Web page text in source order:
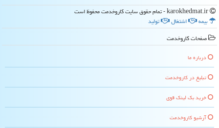
بیمه
اشتغال
تولید
صفحات كاروخدمت
درباره ما
تبلیغ در كاروخدمت
خرید بک لینک قوی
آرشیو كاروخدمت